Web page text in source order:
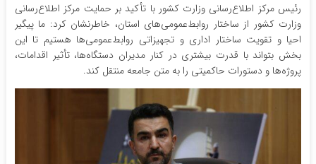
‌رئیس مرکز اطلاع‌رسانی وزارت کشور با تأکید بر حمایت مرکز اطلاع‌رسانی
وزارت کشور از ساختار روابط‌عمومی‌های استان، خاطرنشان کرد: ما پیگیر
احیا و تقویت ساختار اداری و تجهیزاتی روابط‌عمومی‌ها هستیم تا این
بخش بتواند با قدرت بیشتری در کنار مدیران دستگاه‌ها، تأثیر اقدامات،
پروژه‌ها و دستورات حاکمیتی را به متن جامعه منتقل کند.